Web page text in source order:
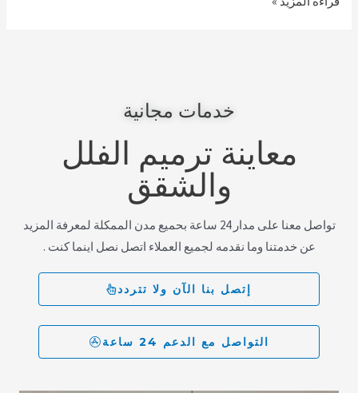
خدمات مجانية
معاينة ترميم الفلل
والشقق
تواصل معنا على مدار 24 ساعة بحميع مدن الممكلة لمعرفة المزيد
عن خدمتنا وما نقدمه لجميع العملاء اتصل نصل اينما كنت .
إتصل بنا الآن ولا تتردد
التواصل مع الدعم 24 ساعة